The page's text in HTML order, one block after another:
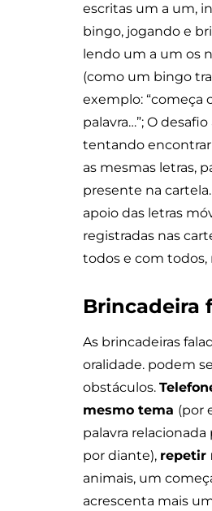
escritas um a um,
bingo, jogando e
lendo um a um os
(como um bingo
exemplo: “começa
palavra…”; O
tentando
as mesmas letras,
presente na
apoio das letras
registradas nas
todos e com todos,
Brincadeira
As brincadeiras
oralidade. podem
obstáculos.
mesmo tema (por
palavra
por diante), repetir
animais, um
acrescenta mais